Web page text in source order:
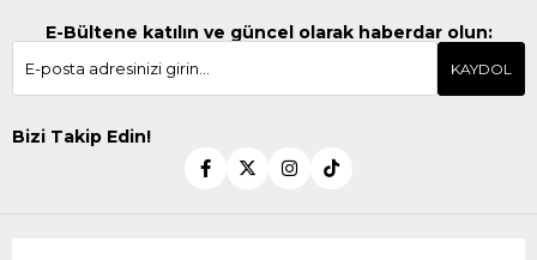
E-Bültene katılın ve güncel olarak haberdar olun:
KAYDOL
Bizi Takip Edin!